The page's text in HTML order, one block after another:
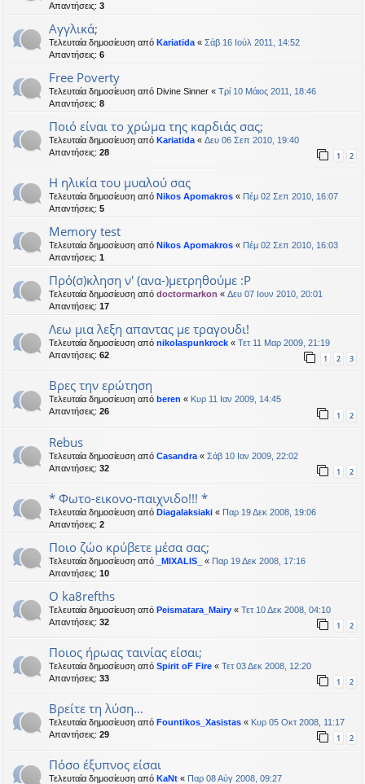
Απαντήσεις: 3
Αγγλικά;
Τελευταία δημοσίευση από Kariatida « Σάβ 16 Ιούλ 2011, 14:52
Απαντήσεις: 6
Free Poverty
Τελευταία δημοσίευση από Divine Sinner « Τρί 10 Μάιος 2011, 18:46
Απαντήσεις: 8
Ποιό είναι το χρώμα της καρδιάς σας;
Τελευταία δημοσίευση από Kariatida « Δευ 06 Σεπ 2010, 19:40
Απαντήσεις: 28 1 2
Η ηλικία του μυαλού σας
Τελευταία δημοσίευση από Nikos Apomakros « Πέμ 02 Σεπ 2010, 16:07
Απαντήσεις: 5
Memory test
Τελευταία δημοσίευση από Nikos Apomakros « Πέμ 02 Σεπ 2010, 16:03
Απαντήσεις: 1
Πρό(σ)κληση ν' (ανα-)μετρηθούμε :Ρ
Τελευταία δημοσίευση από doctormarkon « Δευ 07 Ιουν 2010, 20:01
Απαντήσεις: 17
Λεω μια λεξη απαντας με τραγουδι!
Τελευταία δημοσίευση από nikolaspunkrock « Τετ 11 Μαρ 2009, 21:19
Απαντήσεις: 62 1 2 3
Βρες την ερώτηση
Τελευταία δημοσίευση από beren « Κυρ 11 Ιαν 2009, 14:45
Απαντήσεις: 26 1 2
Rebus
Τελευταία δημοσίευση από Casandra « Σάβ 10 Ιαν 2009, 22:02
Απαντήσεις: 32 1 2
* Φωτο-εικονο-παιχνιδο!!! *
Τελευταία δημοσίευση από Diagalaksiaki « Παρ 19 Δεκ 2008, 19:06
Απαντήσεις: 2
Ποιο ζώο κρύβετε μέσα σας;
Τελευταία δημοσίευση από _MIXALIS_ « Παρ 19 Δεκ 2008, 17:16
Απαντήσεις: 10
O ka8refths
Τελευταία δημοσίευση από Peismatara_Mairy « Τετ 10 Δεκ 2008, 04:10
Απαντήσεις: 32 1 2
Ποιος ήρωας ταινίας είσαι;
Τελευταία δημοσίευση από Spirit oF Fire « Τετ 03 Δεκ 2008, 12:20
Απαντήσεις: 33 1 2
Βρείτε τη λύση...
Τελευταία δημοσίευση από Fountikos_Xasistas « Κυρ 05 Οκτ 2008, 11:17
Απαντήσεις: 29 1 2
Πόσο έξυπνος είσαι
Τελευταία δημοσίευση από KaNt « Παρ 08 Αύγ 2008, 09:27